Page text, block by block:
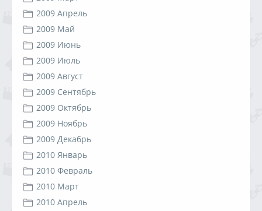
2009 Апрель
2009 Май
2009 Июнь
2009 Июль
2009 Август
2009 Сентябрь
2009 Октябрь
2009 Ноябрь
2009 Декабрь
2010 Январь
2010 Февраль
2010 Март
2010 Апрель